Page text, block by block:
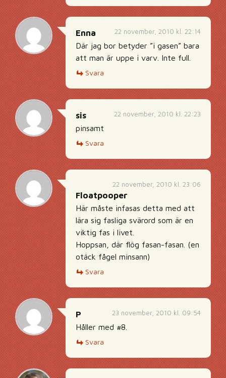
22 november, 2010 kl. 22:14
Enna
Där jag bor betyder ”i gasen” bara
att man är uppe i varv. Inte full.
Svara
22 november, 2010 kl. 22:23
sis
pinsamt
Svara
22 november, 2010 kl. 23:06
Floatpooper
Här måste infasas detta med att
lära sig fasliga svärord som är en
viktig fas i livet.
Hoppsan, där flög fasan-fasan. (en
otäck fågel minsann)
Svara
23 november, 2010 kl. 09:54
P
Håller med #8.
Svara